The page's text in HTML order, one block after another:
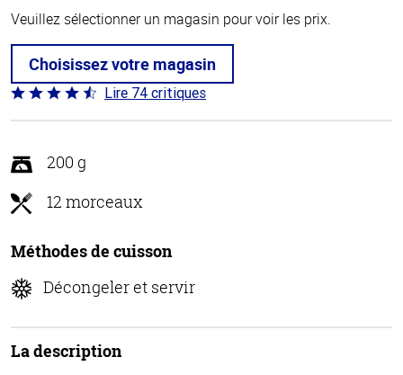
Veuillez sélectionner un magasin pour voir les prix.
Choisissez votre magasin
Coté
4.7 sur
Lire 74 critiques
200 g
12 morceaux
Méthodes de cuisson
Décongeler et servir
La description